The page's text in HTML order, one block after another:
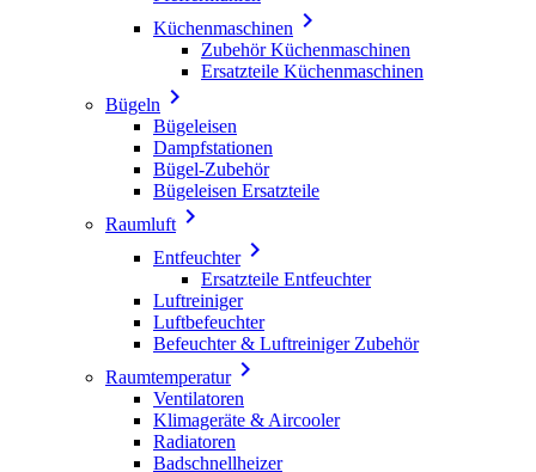
Küchenmaschinen 
Zubehör Küchenmaschinen
Ersatzteile Küchenmaschinen
Bügeln 
Bügeleisen
Dampfstationen
Bügel-Zubehör
Bügeleisen Ersatzteile
Raumluft 
Entfeuchter
Ersatzteile Entfeuchter
Luftreiniger
Luftbefeuchter
Befeuchter & Luftreiniger Zubehör
Raumtemperatur
Ventilatoren
Klimageräte & Aircooler
Radiatoren
Badschnellheizer